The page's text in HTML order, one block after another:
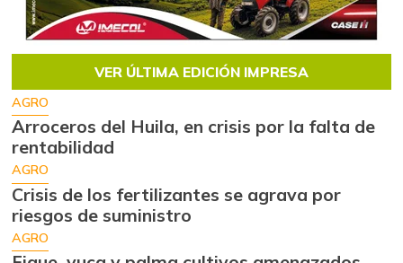
VER ÚLTIMA EDICIÓN IMPRESA
AGRO
Arroceros del Huila, en crisis por la falta de
rentabilidad
AGRO
Crisis de los fertilizantes se agrava por
riesgos de suministro
AGRO